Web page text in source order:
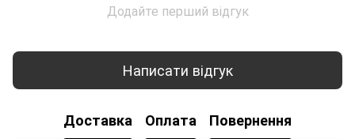
Додайте перший відгук
Написати відгук
Доставка Оплата Повернення